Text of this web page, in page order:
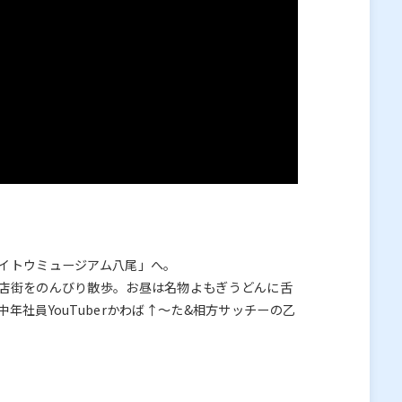
ウミュージアム八尾」へ。
街をのんびり散歩。お昼は名物よもぎうどんに舌
年社員YouTuberかわば↑～た&相方サッチーの乙